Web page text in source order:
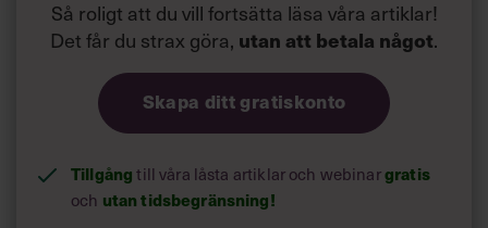
Så roligt att du vill fortsätta läsa våra artiklar!
Det får du strax göra, utan att betala något.
Skapa ditt gratiskonto
Tillgång till våra låsta artiklar och webinargratis
och utan tidsbegränsning!